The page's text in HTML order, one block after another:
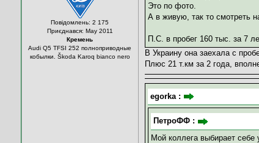
Повідомлень: 2 175
Приєднався: May 2011
Кремень
Audi Q5 TFSI 252 полноприводные
кобылки. Škoda Karoq bianco nero
Это по фото.
А в живую, так то смотреть
П.С. в пробег 160 тыс. за 7
В Украину она заехала с
Плюс 21 т.км за 2 года,
egorka :
ПетроФФ :
Мой коллега выбирает